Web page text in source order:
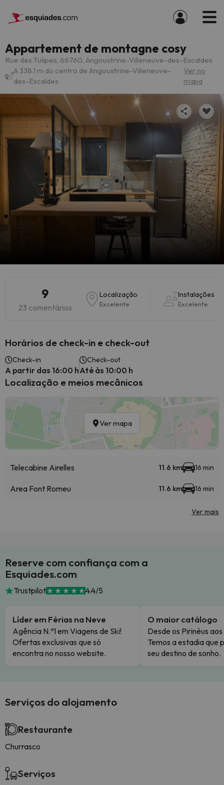
Appartement de montagne cosy
Rue des Tulipes, 66760, Angoustrine-Villeneuve-des-Escaldes
A 338.1 m do centro de Angoustrine-Villeneuve-
des-Escaldes
Ver no
mapa
9
23 comentários
Localização
Excelente
Instalações
Excelente
Horários de check-in e check-out
Check-in
A partir das 16:00 h
Check-out
Até às 10:00 h
Localização e meios mecânicos
Ver mapa
Telecabine Airelles 11.6 km 16 min
Area Font Romeu 11.6 km 16 min
Ver mais
Reserve com confiança com a
Esquiades.com
Trustpilot 4.4/5
Líder em Férias na Neve
Agência N.º1 em Viagens de Ski!
Ofertas exclusivas que só
encontra no nosso website.
O maior catálogo
Desde os Pirinéus
Temos a estadia que
seu destino de sonho.
Serviços do alojamento
Restaurante
Churrasco
Serviços